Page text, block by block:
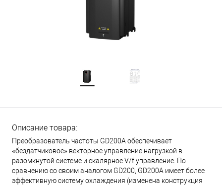
Описание товара:
Преобразователь частоты GD200А обеспечивает
«бездатчиковое» векторное управление нагрузкой в
разомкнутой системе и скалярное V/f управление. По
сравнению со своим аналогом GD200, GD200A имеет более
эффективную систему охлаждения (изменена конструкция